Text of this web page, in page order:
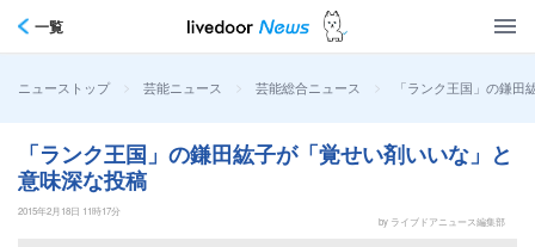
一覧
ニューストップ > 芸能ニュース > 芸能総合ニュース > 「ランク王国」の鎌
「ランク王国」の鎌田紘子が「覚せい剤いいな」と
意味深な投稿
2015年2月18日 11時17分
by ライブドアニュース編集部